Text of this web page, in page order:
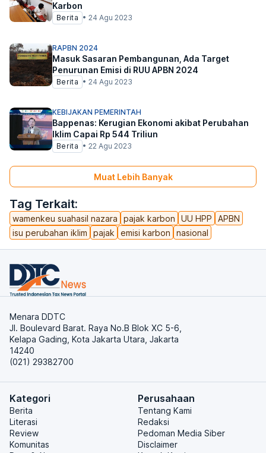
Tag Terkait:
wamenkeu suahasil nazara pajak karbon UU HPP
APBN
isu perubahan iklim
pajak emisi karbon nasional
Karbon
Berita • 24 Agu 2023
RAPBN 2024
Masuk Sasaran Pembangunan, Ada Target
Penurunan Emisi di RUU APBN 2024
Berita • 24 Agu 2023
KEBIJAKAN PEMERINTAH
Bappenas: Kerugian Ekonomi akibat Perubahan
Iklim Capai Rp 544 Triliun
Berita • 22 Agu 2023
Muat Lebih Banyak
Menara DDTC
Jl. Boulevard Barat. Raya No.B Blok XC 5-6,
Kelapa Gading, Kota Jakarta Utara, Jakarta
14240
(021) 29382700
Kategori
Berita
Literasi
Review
Komunitas
Perusahaan
Tentang Kami
Redaksi
Pedoman Media Siber
Disclaimer